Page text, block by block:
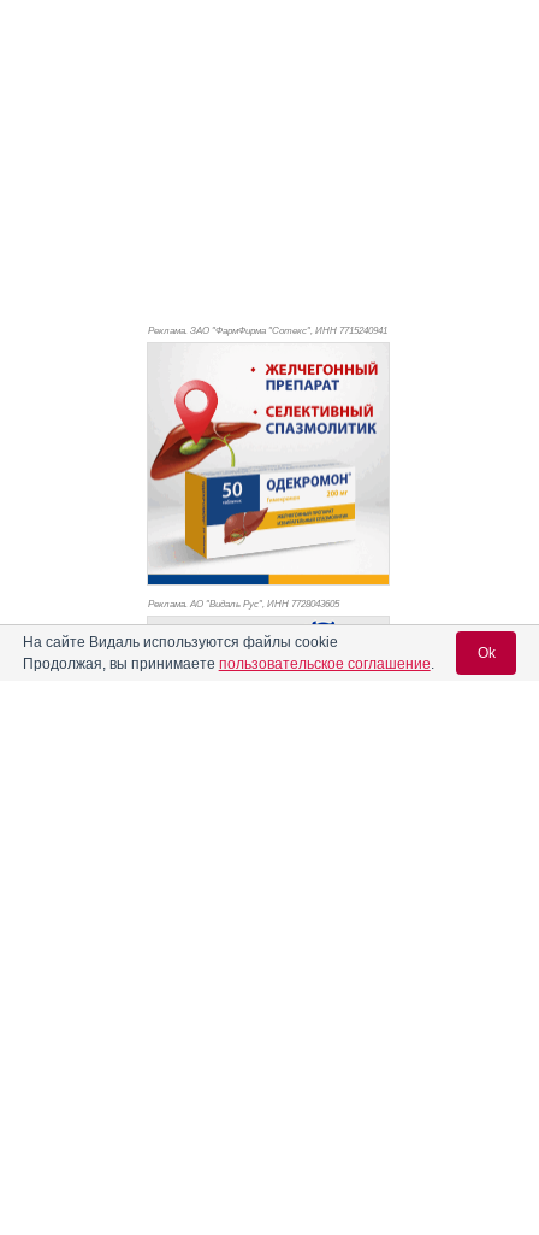
Реклама. ЗАО "ФармФирма "Сотекс", ИНН 7715240941
Реклама. АО "Видаль Рус", ИНН 7728043605
На сайте Видаль используются файлы cookie
Продолжая, вы принимаете пользовательское соглашение.
Ok